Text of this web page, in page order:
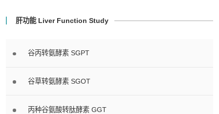
肝功能 Liver Function Study
谷丙转氨酵素 SGPT
谷草转氨酵素 SGOT
丙种谷氨酸转肽酵素 GGT